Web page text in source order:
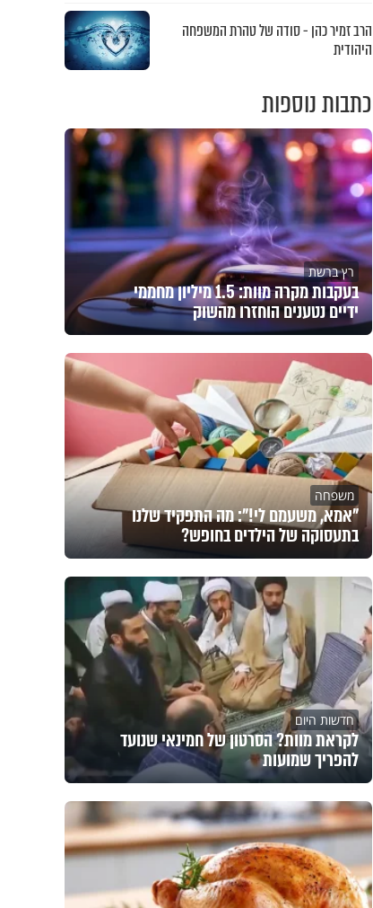
הרב זמיר כהן - סודה של טהרת המשפחה
היהודית
כתבות נוספות
רץ ברשת
בעקבות מקרה מוות: 1.5 מיליון מחממי
ידיים נטענים הוחזרו מהשוק
משפחה
"אמא, משעמם לי!": מה התפקיד שלנו
בתעסוקה של הילדים בחופש?
חדשות היום
לקראת מוות? הסרטון של חמינאי שנועד
להפריך שמועות